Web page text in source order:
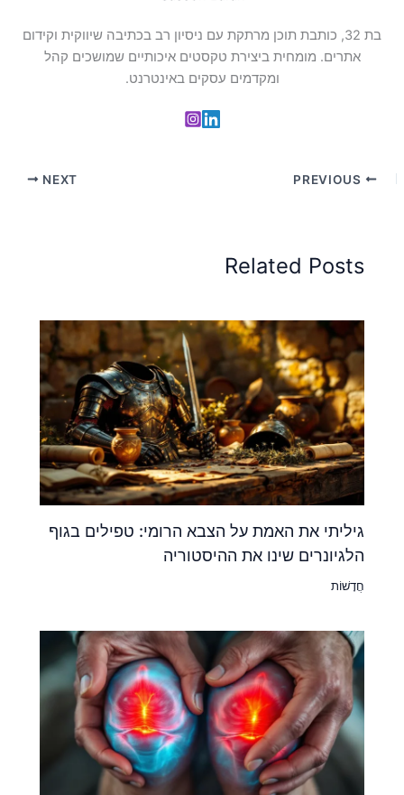
בת 32, כותבת תוכן מרתקת עם ניסיון רב בכתיבה שיווקית וקידום
אתרים. מומחית ביצירת טקסטים איכותיים שמושכים קהל
ומקדמים עסקים באינטרנט.
NEXT
Related Posts
גיליתי את האמת על הצבא הרומי: טפילים בגוף
הלגיונרים שינו את ההיסטוריה
חֲדָשׁוֹת